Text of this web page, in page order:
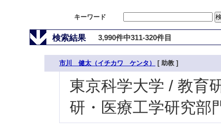
キーワード
検索結果 3,990件中311-320件目
市川 健太（イチカワ ケンタ） [ 助教 ]
東京科学大学 / 教育
研・医療工学研究部